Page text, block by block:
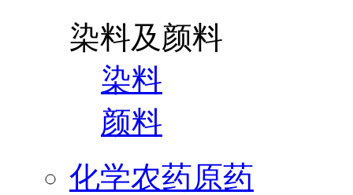
染料及颜料
染料
颜料
化学农药原药